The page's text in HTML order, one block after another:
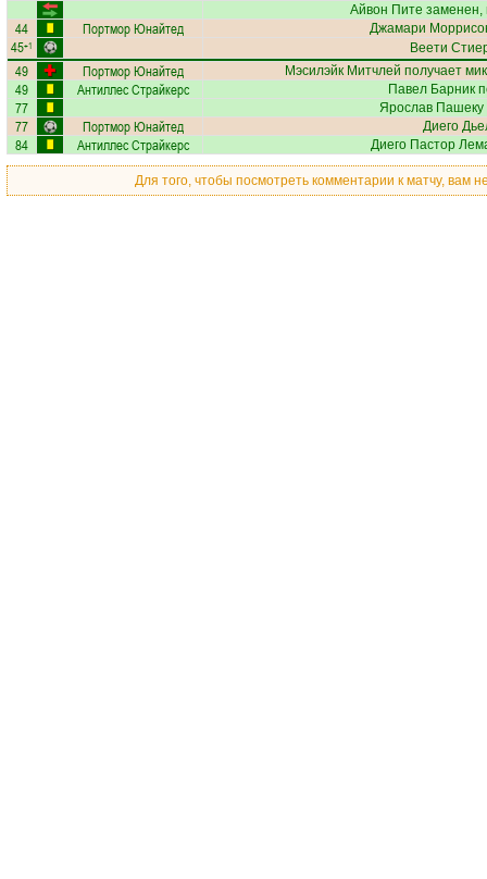
Айвон Пите заменен,
44 Портмор Юнайтед Джамари
45+1 Веети
49 Портмор Юнайтед Мэсилэйк Митчлей получает
49 Антиллес Страйкерс Павел Барник
77 Ярослав Пашеку
77 Портмор Юнайтед Диего
84 Антиллес Страйкерс Диего Пастор
Для того, чтобы посмотреть комментарии к матчу, вам